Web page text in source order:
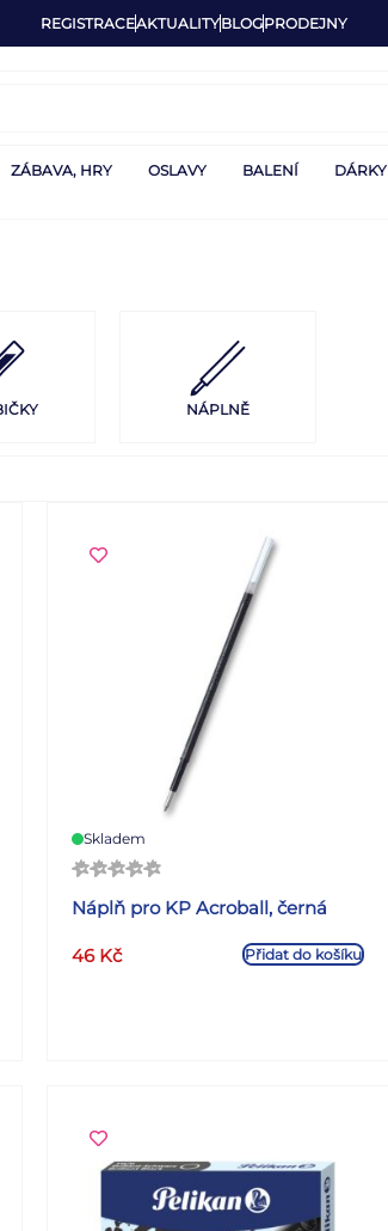
REGISTRACEAKTUALITYBLOGPRODEJNY
ZÁBAVA, HRY OSLAVY BALENÍ DÁRKY
NÁPLNĚ
Skladem
Náplň pro KP Acroball, černá
46 Kč Přidat do košíku